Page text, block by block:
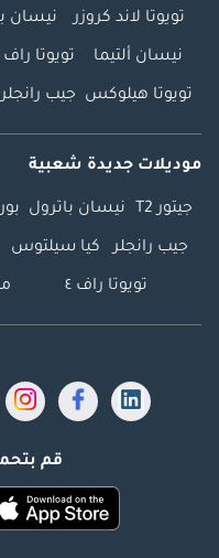
تويوتا لاند كروزر نيسان
نيسان ألتيما تويوتا راف
تويوتا هيلوكس جيب رانجلر
موديلات جديدة شعبية
جيتور T2 نيسان باترول
جيب رانجلر كيا سيلتوس
تويوتا راف ٤
قم